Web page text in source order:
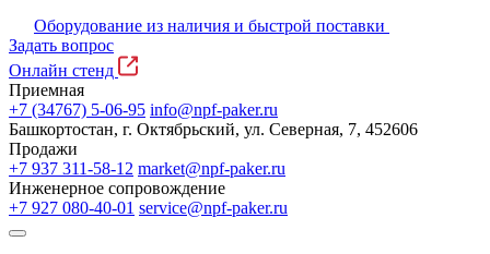
Оборудование из наличия и быстрой поставки
Задать вопрос
Онлайн стенд
Приемная
+7 (34767) 5-06-95 info@npf-paker.ru
Башкортостан, г. Октябрьский, ул. Северная, 7, 452606
Продажи
+7 937 311-58-12 market@npf-paker.ru
Инженерное сопровождение
+7 927 080-40-01 service@npf-paker.ru